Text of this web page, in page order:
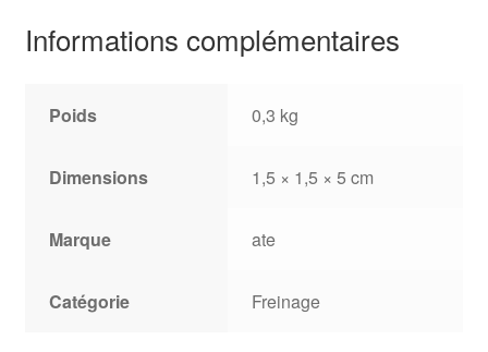
Informations complémentaires
Poids 0,3 kg
Dimensions 1,5 × 1,5 × 5 cm
Marque ate
Catégorie Freinage